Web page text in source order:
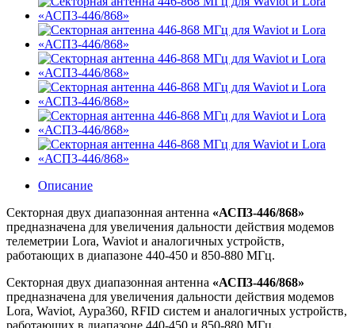
Описание
Секторная двух диапазонная антенна «АСП3-446/868»
предназначена для увеличения дальности действия модемов
телеметрии Lora, Waviot и аналогичных устройств,
работающих в диапазоне 440-450 и 850-880 МГц.
Секторная двух диапазонная антенна «АСП3-446/868»
предназначена для увеличения дальности действия модемов
Lora, Waviot, Аура360, RFID систем и аналогичных устройств,
работающих в диапазоне 440-450 и 850-880 МГц.